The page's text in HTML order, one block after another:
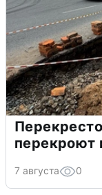
перекроют
7 августа 0